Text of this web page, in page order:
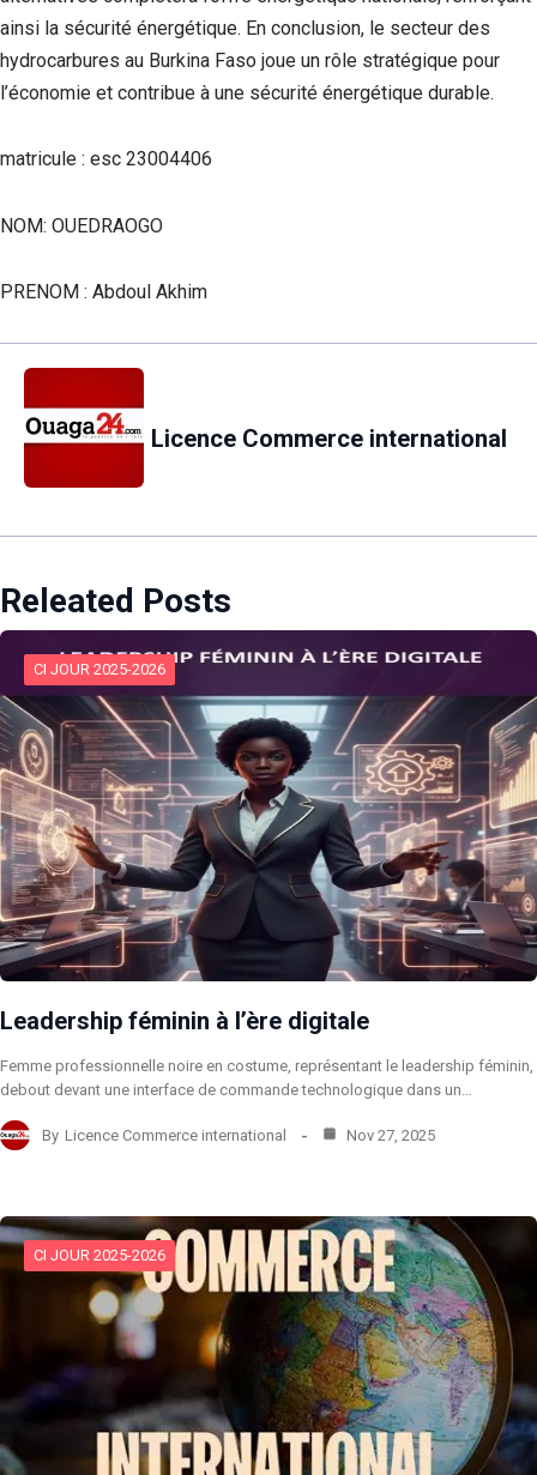
ainsi la sécurité énergétique. En conclusion, le secteur des
hydrocarbures au Burkina Faso joue un rôle stratégique pour
l’économie et contribue à une sécurité énergétique durable.
matricule : esc 23004406
NOM: OUEDRAOGO
PRENOM : Abdoul Akhim
Licence Commerce international
Releated Posts
CI JOUR 2025-2026
Leadership féminin à l’ère digitale
Femme professionnelle noire en costume, représentant le leadership féminin,
debout devant une interface de commande technologique dans un…
By Licence Commerce international Nov 27, 2025
CI JOUR 2025-2026